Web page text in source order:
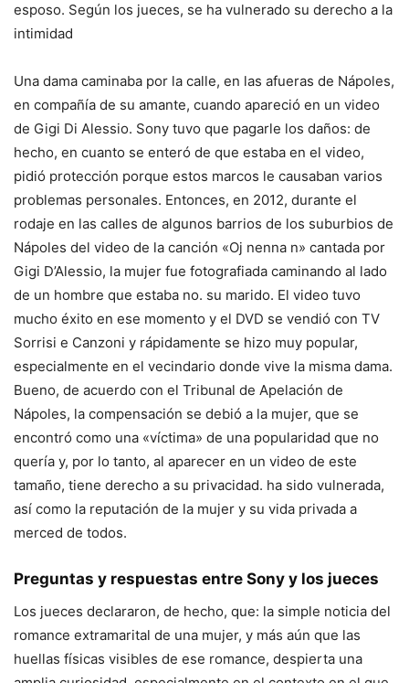
esposo. Según los jueces, se ha vulnerado su derecho a la
intimidad
Una dama caminaba por la calle, en las afueras de Nápoles,
en compañía de su amante, cuando apareció en un video
de Gigi Di Alessio. Sony tuvo que pagarle los daños: de
hecho, en cuanto se enteró de que estaba en el video,
pidió protección porque estos marcos le causaban varios
problemas personales. Entonces, en 2012, durante el
rodaje en las calles de algunos barrios de los suburbios de
Nápoles del video de la canción «Oj nenna n» cantada por
Gigi D’Alessio, la mujer fue fotografiada caminando al lado
de un hombre que estaba no. su marido. El video tuvo
mucho éxito en ese momento y el DVD se vendió con TV
Sorrisi e Canzoni y rápidamente se hizo muy popular,
especialmente en el vecindario donde vive la misma dama.
Bueno, de acuerdo con el Tribunal de Apelación de
Nápoles, la compensación se debió a la mujer, que se
encontró como una «víctima» de una popularidad que no
quería y, por lo tanto, al aparecer en un video de este
tamaño, tiene derecho a su privacidad. ha sido vulnerada,
así como la reputación de la mujer y su vida privada a
merced de todos.
Preguntas y respuestas entre Sony y los jueces
Los jueces declararon, de hecho, que: la simple noticia del
romance extramarital de una mujer, y más aún que las
huellas físicas visibles de ese romance, despierta una